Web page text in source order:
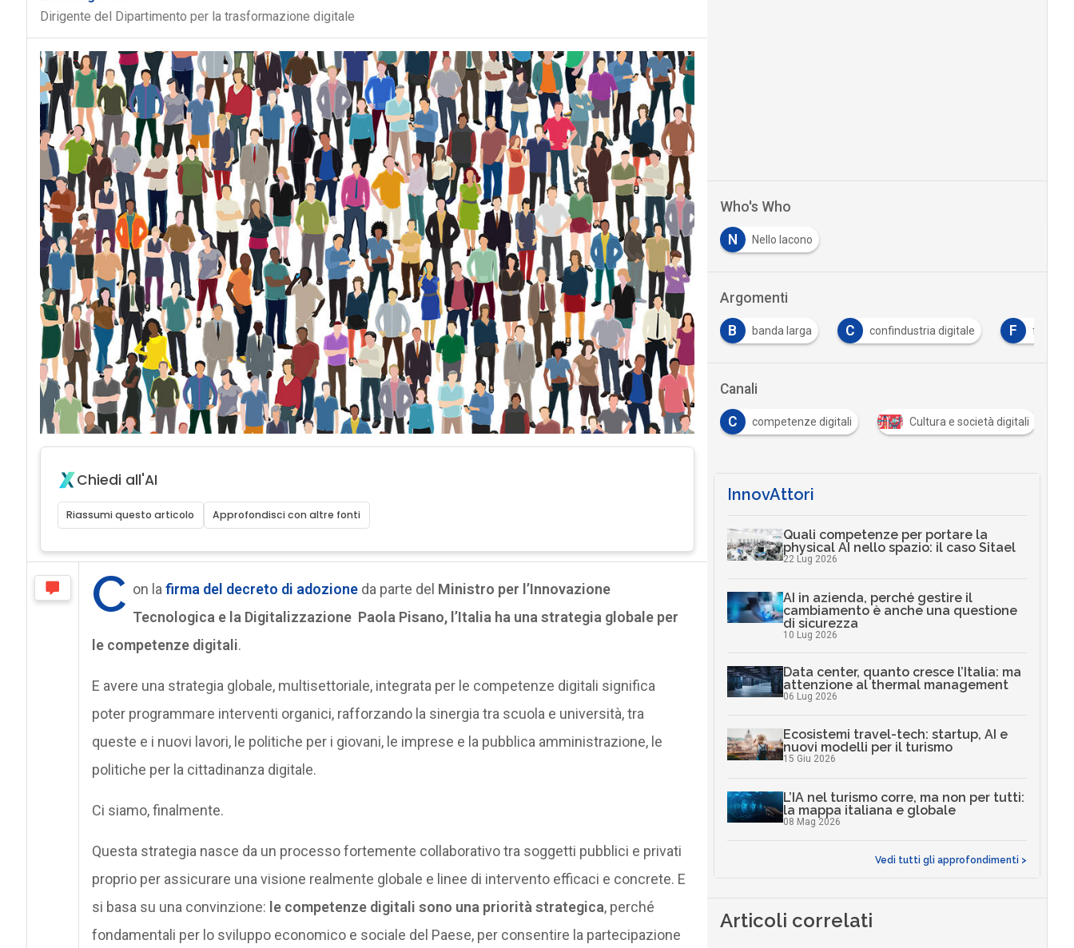
Dirigente del Dipartimento per la trasformazione digitale
Chiedi all'AI
Riassumi questo articolo Approfondisci con altre fonti
C on la firma del decreto di adozioneda parte del Ministro per l’Innovazione
Tecnologica e la Digitalizzazione Paola Pisano, l’Italia ha una strategia globale per
le competenze digitali.
E avere una strategia globale, multisettoriale, integrata per le competenze digitali significa
poter programmare interventi organici, rafforzando la sinergia tra scuola e università, tra
queste e i nuovi lavori, le politiche per i giovani, le imprese e la pubblica amministrazione, le
politiche per la cittadinanza digitale.
Ci siamo, finalmente.
Questa strategia nasce da un processo fortemente collaborativo tra soggetti pubblici e privati
proprio per assicurare una visione realmente globale e linee di intervento efficaci e concrete. E
si basa su una convinzione: le competenze digitali sono una priorità strategica, perché
fondamentali per lo sviluppo economico e sociale del Paese, per consentire la partecipazione
Who's Who
N Nello Iacono
Argomenti
Agid Agenzia per l'Italia Digitale B banda larga C confindustria digitale F
Canali
Cittadinanza digitale C competenze digitali Cultura e società digitali
InnovAttori
Quali competenze per portare la
physical AI nello spazio: il caso Sitael
22 Lug 2026
AI in azienda, perché gestire il
cambiamento è anche una questione
di sicurezza
10 Lug 2026
Data center, quanto cresce l’Italia: ma
attenzione al thermal management
06 Lug 2026
Ecosistemi travel-tech: startup, AI e
nuovi modelli per il turismo
15 Giu 2026
L’IA nel turismo corre, ma non per tutti:
la mappa italiana e globale
08 Mag 2026
Vedi tutti gli approfondimenti >
Articoli correlati